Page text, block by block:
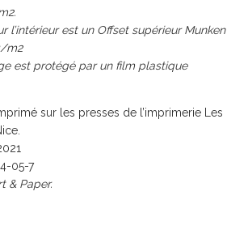
l’intérieur est un Offset supérieur Munken
m2
est protégé par un film plastique
sur les presses de l’imprimerie Les
05-7
& Paper.